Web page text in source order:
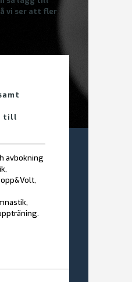
vi ser att fler
till
avbokning